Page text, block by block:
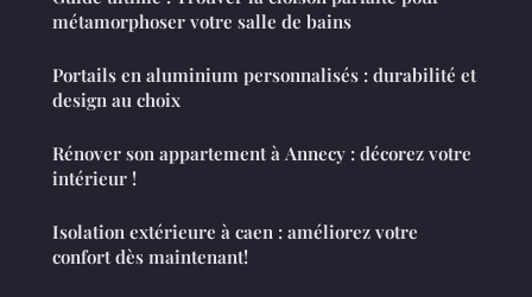
métamorphoser votre salle de bains
Portails en aluminium personnalisés : durabilité et
design au choix
Rénover son appartement à Annecy : décorez votre
intérieur !
Isolation extérieure à caen : améliorez votre
confort dès maintenant!